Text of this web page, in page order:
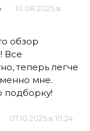
10.08.2025 в
обзор
Все
теперь легче
мне.
подборку!
07.10.2025 в 10:24